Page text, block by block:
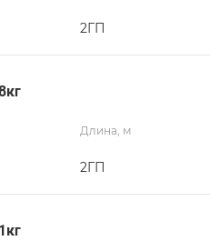
2ГП
Длина, м
2ГП